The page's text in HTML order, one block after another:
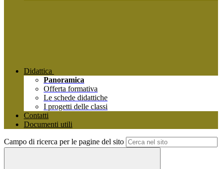
Didattica
Panoramica
Offerta formativa
Le schede didattiche
I progetti delle classi
Contatti
Documenti utili
Campo di ricerca per le pagine del sito